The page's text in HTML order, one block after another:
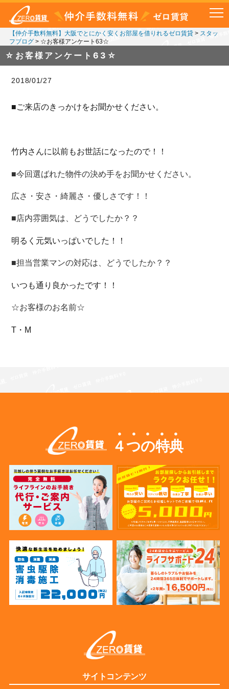
【仲介手数料無料】大阪でとにかく安くお部屋を借りれるゼロ賃貸> スタッ
フブログ> ☆お客様アンケート63☆
☆お客様アンケート63☆
2018/01/27
■ご来店のきっかけをお聞かせください。
竹内さんに以前もお世話になったので！！
■今回選ばれた物件の決め手をお聞かせください。
広さ・安さ・綺麗さ・優しさです！！
■店内雰囲気は、どうでしたか？？
明るく元気いっぱいでした！！
■担当営業マンの対応は、どうでしたか？？
いつも通り良かったです！！
☆お客様のお名前☆
T・M
４つの特典
サイトコンテンツ